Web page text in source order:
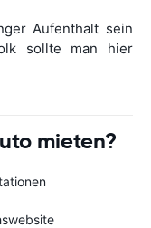
Aufenthalt sein
sollte man hier
mieten?